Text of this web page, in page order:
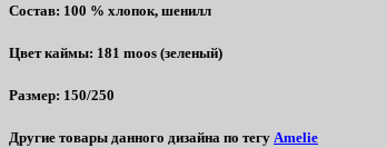
Состав: 100 % хлопок, шенилл
Цвет каймы: 181 moos (зеленый)
Размер: 150/250
Другие товары данного дизайна по тегу Amelie